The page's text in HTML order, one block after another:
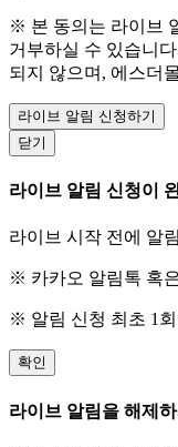
※ 본 동의는 라이브
거부하실 수 있습니
되지 않으며, 에스더
라이브 알림 신청하기
닫기
라이브 알림 신청이
라이브 시작 전에 알
※ 카카오 알림톡 혹
※ 알림 신청 최초 1
확인
라이브 알림을 해제